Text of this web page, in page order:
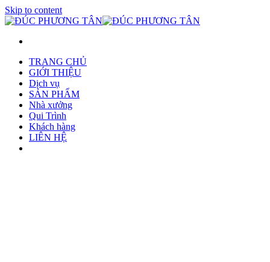
Skip to content
TRANG CHỦ
GIỚI THIỆU
Dịch vụ
SẢN PHẨM
Nhà xưởng
Qui Trình
Khách hàng
LIÊN HỆ